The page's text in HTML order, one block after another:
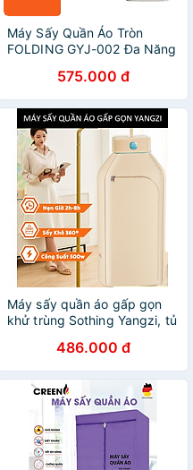
Máy Sấy Quần Áo Tròn
FOLDING GYJ-002 Đa Năng
Khử Trùng Khử Khuẩn, 2 Chế
Độ, Tiết Kiệm Không Gian
Hàng Chính Hãng
575.000 đ
Máy sấy quần áo gấp gọn
khử trùng Sothing Yangzi, tủ
3D, 2 chế độ sấy- Hàng
chính hãng
486.000 đ